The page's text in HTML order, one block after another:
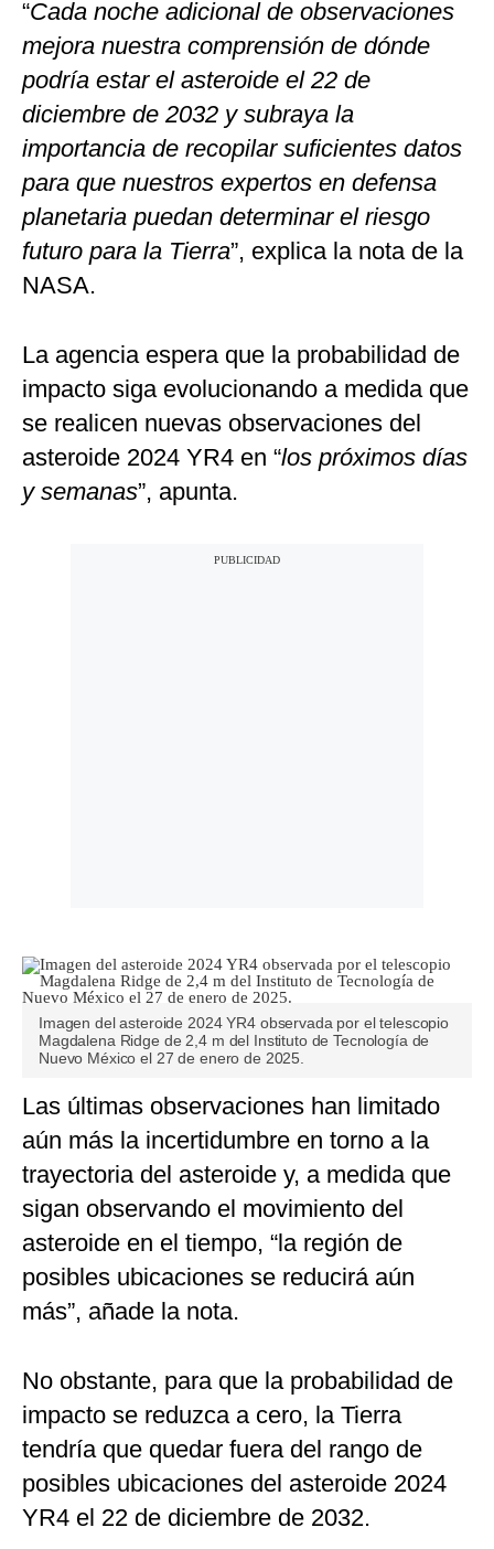
“Cada noche adicional de observaciones
mejora nuestra comprensión de dónde
podría estar el asteroide el 22 de
diciembre de 2032 y subraya la
importancia de recopilar suficientes datos
para que nuestros expertos en defensa
planetaria puedan determinar el riesgo
futuro para la Tierra”, explica la nota de la
NASA.
La agencia espera que la probabilidad de
impacto siga evolucionando a medida que
se realicen nuevas observaciones del
asteroide 2024 YR4 en “los próximos días
y semanas”, apunta.
Imagen del asteroide 2024 YR4 observada por el telescopio
Magdalena Ridge de 2,4 m del Instituto de Tecnología de
Nuevo México el 27 de enero de 2025.
Las últimas observaciones han limitado
aún más la incertidumbre en torno a la
trayectoria del asteroide y, a medida que
sigan observando el movimiento del
asteroide en el tiempo, “la región de
posibles ubicaciones se reducirá aún
más”, añade la nota.
No obstante, para que la probabilidad de
impacto se reduzca a cero, la Tierra
tendría que quedar fuera del rango de
posibles ubicaciones del asteroide 2024
YR4 el 22 de diciembre de 2032.